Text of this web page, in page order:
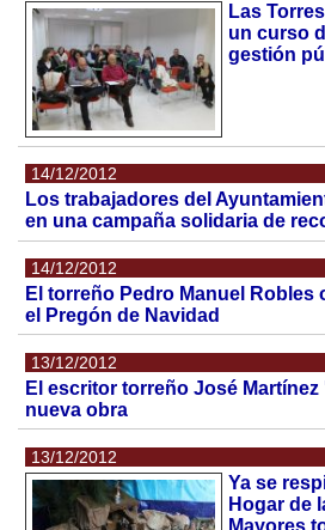
Las
un curso
gestión
14/12/2012
Los trabajadores del
en una campaña solidaria de
14/12/2012
El torreño Pedro Manuel Robles
el Pregón de Navidad
13/12/2012
El escritor torreño José
nueva obra
13/12/2012
Ya se
Hogar de
Mayores